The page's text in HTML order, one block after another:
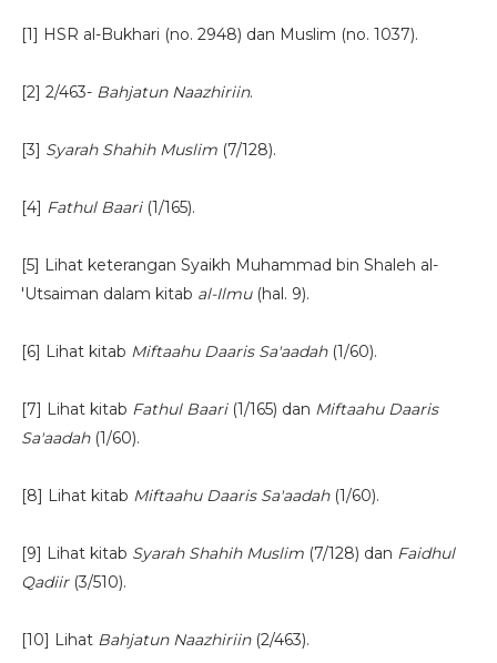
[1] HSR al-Bukhari (no. 2948) dan Muslim (no. 1037).
[2] 2/463- Bahjatun Naazhiriin.
[3] Syarah Shahih Muslim(7/128).
[4] Fathul Baari(1/165).
[5] Lihat keterangan Syaikh Muhammad bin Shaleh al-
'Utsaiman dalam kitab al-Ilmu(hal. 9).
[6] Lihat kitab Miftaahu Daaris Sa'aadah(1/60).
[7] Lihat kitab Fathul Baari (1/165) dan Miftaahu Daaris
Sa'aadah(1/60).
[8] Lihat kitab Miftaahu Daaris Sa'aadah(1/60).
[9] Lihat kitab Syarah Shahih Muslim(7/128) dan Faidhul
Qadiir(3/510).
[10] Lihat Bahjatun Naazhiriin(2/463).